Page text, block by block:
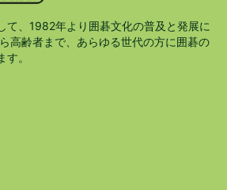
て、1982年より囲碁文化の普及と発展に
高齢者まで、あらゆる世代の方に囲碁の
。